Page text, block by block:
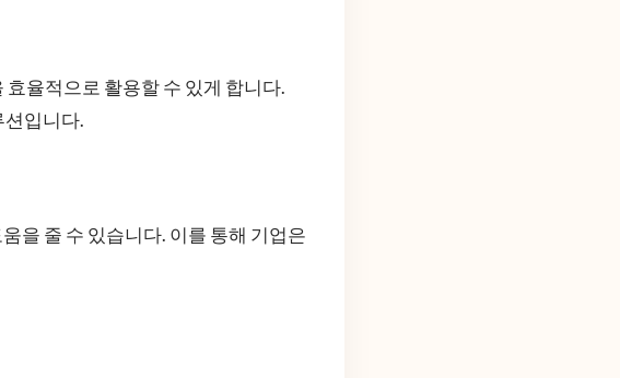
율적으로 활용할 수 있게 합니다.
션입니다.
을 줄 수 있습니다. 이를 통해 기업은